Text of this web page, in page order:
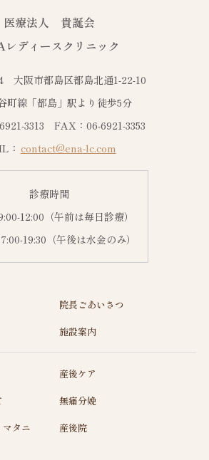
医療法人 貴誕会
ディースクリニック
大阪市都島区都島北通1-22-10
町線「都島」駅より徒歩5分
3313 FAX：06-6921-3353
： contact@ena-lc.com
診療時間
12:00（午前は毎日診療）
19:30（午後は水金のみ）
院長ごあいさつ
施設案内
産後ケア
無痛分娩
タニ
産後院